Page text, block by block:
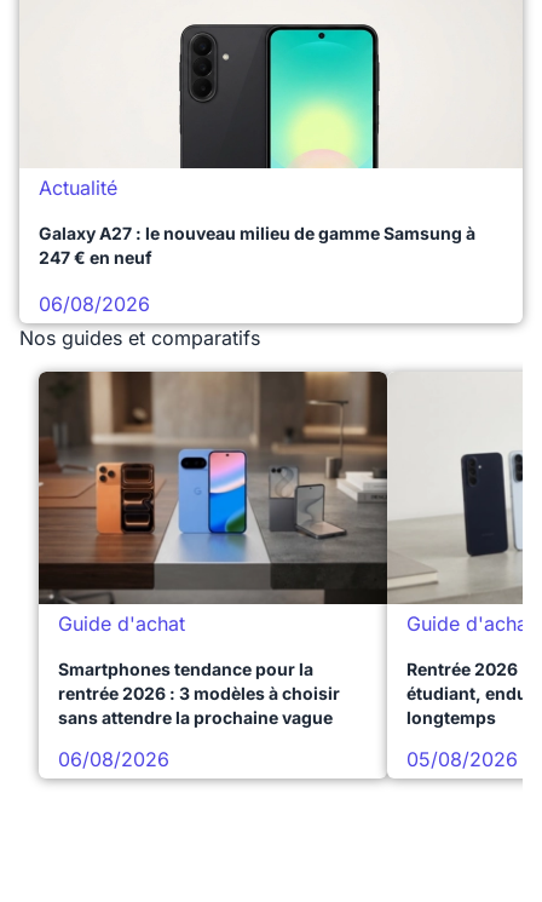
Actualité
Galaxy A27 : le nouveau milieu de gamme Samsung à
247 € en neuf
06/08/2026
Nos guides et comparatifs
Guide d'achat
Smartphones tendance pour la
rentrée 2026 : 3 modèles à choisir
sans attendre la prochaine vague
06/08/2026
Guide d'achat
Rentrée 2026 :
étudiant,
longtemps
05/08/2026